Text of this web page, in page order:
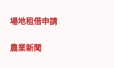
場地租借申請
農業新聞